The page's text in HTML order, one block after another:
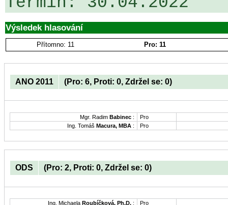
Výsledek hlasování
Přítomno: 11 Pro: 11
ANO 2011 (Pro: 6, Proti: 0, Zdržel se: 0)
Mgr. Radim Babinec :
Pro
Ing. Tomáš Macura, MBA : Pro
ODS (Pro: 2, Proti: 0, Zdržel se: 0)
Ing. Michaela Roubíčková, Ph.D. : Pro